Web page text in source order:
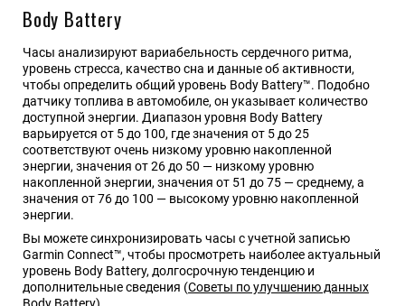
Body Battery
Часы анализируют вариабельность сердечного ритма,
уровень стресса, качество сна и данные об активности,
чтобы определить общий уровень Body Battery™. Подобно
датчику топлива в автомобиле, он указывает количество
доступной энергии. Диапазон уровня Body Battery
варьируется от 5 до 100, где значения от 5 до 25
соответствуют очень низкому уровню накопленной
энергии, значения от 26 до 50 — низкому уровню
накопленной энергии, значения от 51 до 75 — среднему, а
значения от 76 до 100 — высокому уровню накопленной
энергии.
Вы можете синхронизировать часы с учетной записью
Garmin Connect™, чтобы просмотреть наиболее актуальный
уровень Body Battery, долгосрочную тенденцию и
дополнительные сведения (Советы по улучшению данных